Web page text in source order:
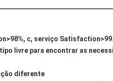
c, serviço
livre para encontrar as
diferente